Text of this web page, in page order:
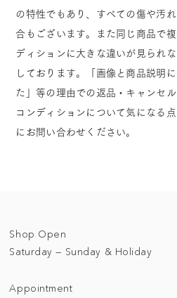
の特性でもあり、すべての傷や汚
合もございます。また同じ商品で
ディションに大きな違いが見られ
しております。「画像と商品説明
た」等の理由での返品・キャンセ
コンディションについて気になる
にお問い合わせください。
Shop Open
Saturday — Sunday & Holiday
Appointment